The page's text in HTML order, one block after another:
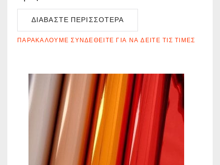
ΔΙΑΒΆΣΤΕ ΠΕΡΙΣΣΌΤΕΡΑ
ΠΑΡΑΚΑΛΟΎΜΕ ΣΥΝΔΕΘΕΊΤΕ ΓΙΑ ΝΑ ΔΕΊΤΕ ΤΙΣ ΤΙΜΈΣ